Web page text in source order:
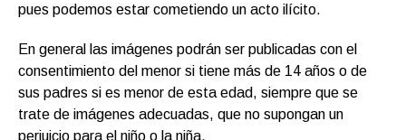
pues podemos estar cometiendo un acto ilícito.
En general las imágenes podrán ser publicadas con el
consentimiento del menor si tiene más de 14 años o de
sus padres si es menor de esta edad, siempre que se
trate de imágenes adecuadas, que no supongan un
perjuicio para el niño o la niña.